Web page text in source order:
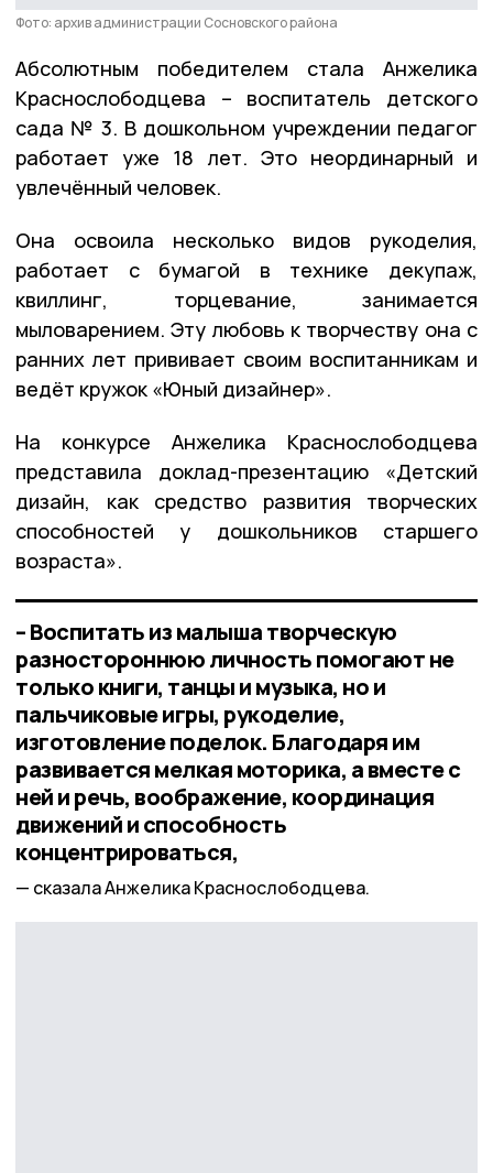
Фото: архив администрации Сосновского района
Абсолютным победителем стала Анжелика
Краснослободцева – воспитатель детского
сада № 3. В дошкольном учреждении педагог
работает уже 18 лет. Это неординарный и
увлечённый человек.
Она освоила несколько видов рукоделия,
работает с бумагой в технике декупаж,
квиллинг, торцевание, занимается
мыловарением. Эту любовь к творчеству она с
ранних лет прививает своим воспитанникам и
ведёт кружок «Юный дизайнер».
На конкурсе Анжелика Краснослободцева
представила доклад-презентацию «Детский
дизайн, как средство развития творческих
способностей у дошкольников старшего
возраста».
– Воспитать из малыша творческую
разностороннюю личность помогают не
только книги, танцы и музыка, но и
пальчиковые игры, рукоделие,
изготовление поделок. Благодаря им
развивается мелкая моторика, а вместе с
ней и речь, воображение, координация
движений и способность
концентрироваться,
сказала Анжелика Краснослободцева.